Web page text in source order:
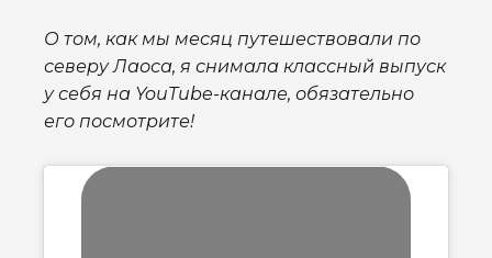
О том, как мы месяц путешествовали по
северу Лаоса, я снимала классный выпуск
у себя на YouTube-канале, обязательно
его посмотрите!